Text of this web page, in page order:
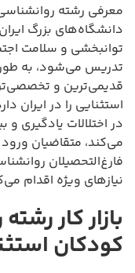
معرفی رشته
دانشگاه‌های بزرگ
توانبخشی و سلامت
تدریس می‌شود، به
قدیمی‌ترین و
استثنایی را در ایران
در اختلالات یادگیری
می‌کند، متقاضیان
فارغ‌التحصیلان
نیازهای ویژه اقدام
بازار کار
کودکان